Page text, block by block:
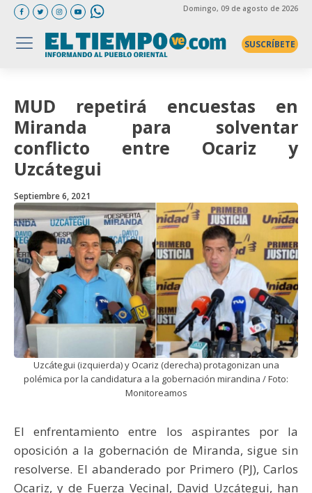
Domingo, 09 de agosto de 2026
SUSCRÍBETE
MUD repetirá encuestas en
Miranda para solventar
conflicto entre Ocariz y
Uzcátegui
Septiembre 6, 2021
Uzcátegui (izquierda) y Ocariz (derecha) protagonizan una
polémica por la candidatura a la gobernación mirandina / Foto:
Monitoreamos
El enfrentamiento entre los aspirantes por la
oposición a la gobernación de Miranda, sigue sin
resolverse. El abanderado por Primero (PJ), Carlos
Ocariz, y de Fuerza Vecinal, David Uzcátegui, han